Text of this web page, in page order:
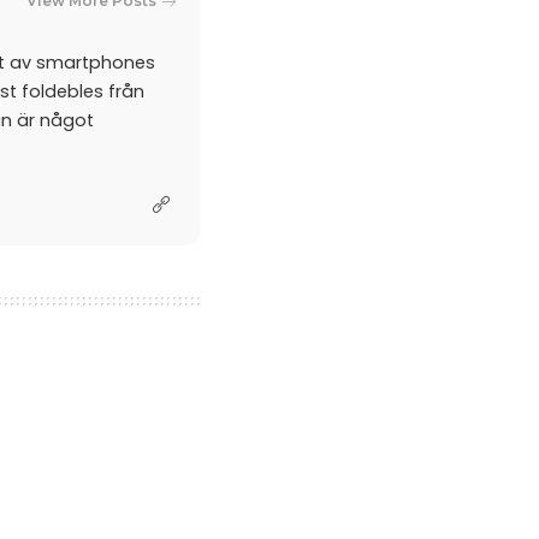
av smartphones
foldebles från
är något